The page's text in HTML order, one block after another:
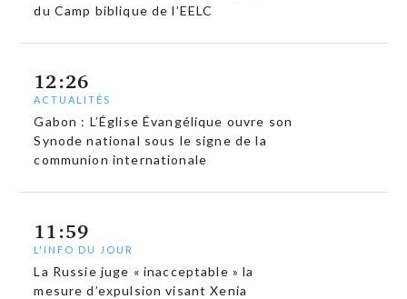
du Camp biblique de l’EELC
12:26
ACTUALITÉS
Gabon : L’Église Évangélique ouvre son
Synode national sous le signe de la
communion internationale
11:59
L'INFO DU JOUR
La Russie juge « inacceptable » la
mesure d’expulsion visant Xenia